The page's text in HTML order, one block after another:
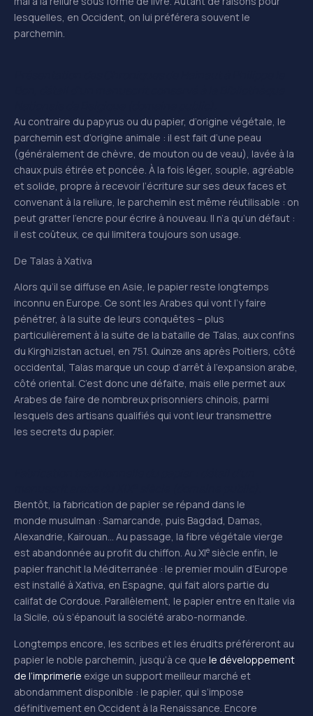
lesquelles, en Occident, on lui préférera souvent le
parchemin.
Au contraire du papyrus ou du papier, d’origine végétale, le
parchemin est d’origine animale : il est fait d’une peau
(généralement de chèvre, de mouton ou de veau), lavée à la
chaux puis étirée et poncée. À la fois léger, souple, agréable
et solide, propre à recevoir l’écriture sur ses deux faces et
convenant à la reliure, le parchemin est même réutilisable : on
peut gratter l’encre pour écrire à nouveau. Il n’a qu’un défaut :
il est coûteux, ce qui limitera toujours son usage.
De Talas à Xativa
Alors qu’il se diffuse en Asie, le papier reste longtemps
inconnu en Europe. Ce sont les Arabes qui vont l’y faire
pénétrer, à la suite de leurs conquêtes – plus
particulièrement à la suite de la bataille de Talas, aux confins
du Kirghizistan actuel, en 751. Quinze ans après Poitiers, côté
occidental, Talas marque un coup d’arrêt à l’expansion arabe,
côté oriental. C’est donc une défaite, mais elle permet aux
Arabes de faire de nombreux prisonniers chinois, parmi
lesquels des artisans qualifiés qui vont leur transmettre
les secrets du papier.
Bientôt, la fabrication de papier se répand dans le
monde musulman : Samarcande, puis Bagdad, Damas,
Alexandrie, Kairouan… Au passage, la fibre végétale vierge
est abandonnée au profit du chiffon. Au XIe siècle enfin, le
papier franchit la Méditerranée : le premier moulin d’Europe
est installé à Xativa, en Espagne, qui fait alors partie du
califat de Cordoue. Parallèlement, le papier entre en Italie via
la Sicile, où s’épanouit la société arabo-normande.
Longtemps encore, les scribes et les érudits préféreront au
papier le noble parchemin, jusqu’à ce que le développement
de l’imprimerie exige un support meilleur marché et
abondamment disponible : le papier, qui s’impose
définitivement en Occident à la Renaissance. Encore